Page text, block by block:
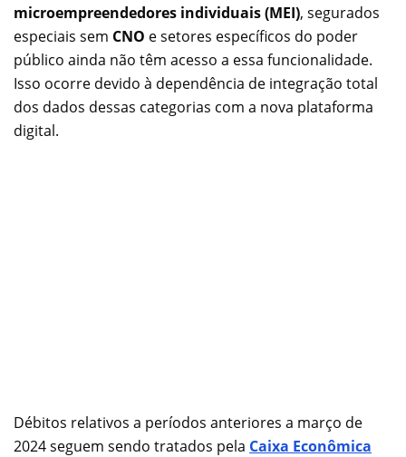
microempreendedores individuais (MEI), segurados
especiais sem CNO e setores específicos do poder
público ainda não têm acesso a essa funcionalidade.
Isso ocorre devido à dependência de integração total
dos dados dessas categorias com a nova plataforma
digital.
Débitos relativos a períodos anteriores a março de
2024 seguem sendo tratados pela Caixa Econômica